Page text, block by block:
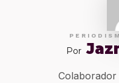
Por
Colaborador